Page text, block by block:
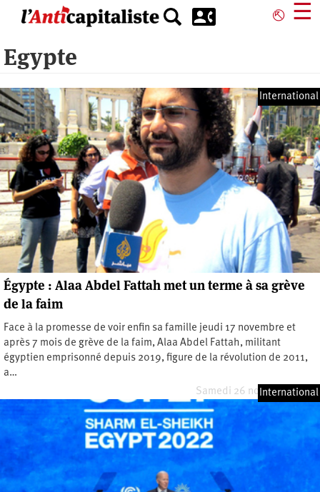
principal
⎋ ☰
Egypte
International
Égypte : Alaa Abdel Fattah met un terme à sa grève
de la faim
Face à la promesse de voir enfin sa famille jeudi 17 novembre et
après 7 mois de grève de la faim, Alaa Abdel Fattah, militant
égyptien emprisonné depuis 2019, figure de la révolution de 2011,
a…
Samedi 26 novembre 2022
International